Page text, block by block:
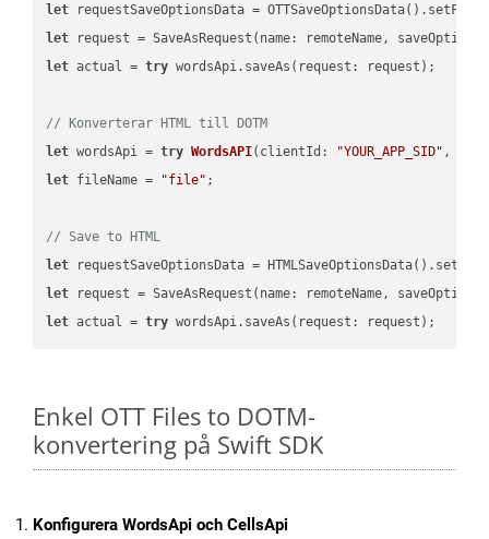
let requestSaveOptionsData =
let request = SaveAsRequest(name: remoteName,
let actual = try wordsApi.saveAs(request: request);
// Konverterar HTML till DOTM
let wordsApi = try WordsAPI( clientId: "YOUR_APP_SID" ,
let fileName = "file" ;
// Save to HTML
let requestSaveOptionsData =
let request = SaveAsRequest(name: remoteName,
let actual = try
Enkel OTT Files to DOTM-
konvertering på Swift SDK
Konfigurera WordsApi och CellsApi